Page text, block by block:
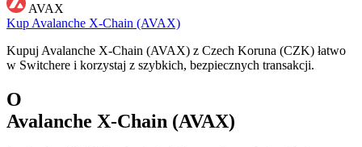
AVAX
Kup Avalanche X-Chain (AVAX)
Kupuj Avalanche X-Chain (AVAX) z Czech Koruna (CZK) łatwo
w Switchere i korzystaj z szybkich, bezpiecznych transakcji.
O
Avalanche X-Chain (AVAX)